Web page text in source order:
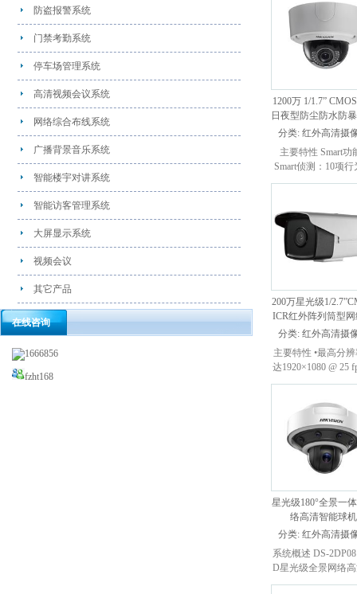
防盗报警系统
门禁考勤系统
停车场管理系统
高清视频会议系统
网络综合布线系统
广播背景音乐系统
智能楼宇对讲系统
智能访客管理系统
大屏显示系统
视频会议
其它产品
在线咨询
1666856
fzht168
1200万 1/1.7”
日夜型防尘防水防
型网络摄像机
分类:红外高清摄
主要特性 Smart功
Smart侦测：10项行
析,4项异常侦测,1
200万星光级1/
ICR红外阵列筒型
像机
分类:红外高清摄
主要特性 •最高分
达1920×1080 @ 25
该分辨率下可输出
技术,压缩比高...
星光级180°全景一
络高清智能球机
分类:红外高清摄
系统概述 DS-
D星光级全景网络
能球机，采用一体